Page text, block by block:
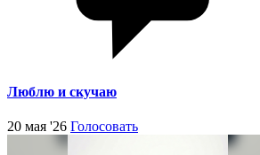
Люблю и скучаю
20 мая '26 Голосовать